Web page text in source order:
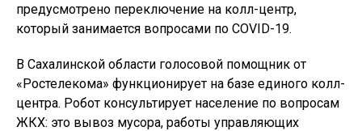
предусмотрено переключение на колл-центр,
который занимается вопросами по COVID-19.
В Сахалинской области голосовой помощник от
«Ростелекома» функционирует на базе единого колл-
центра. Робот консультирует население по вопросам
ЖКХ: это вывоз мусора, работы управляющих